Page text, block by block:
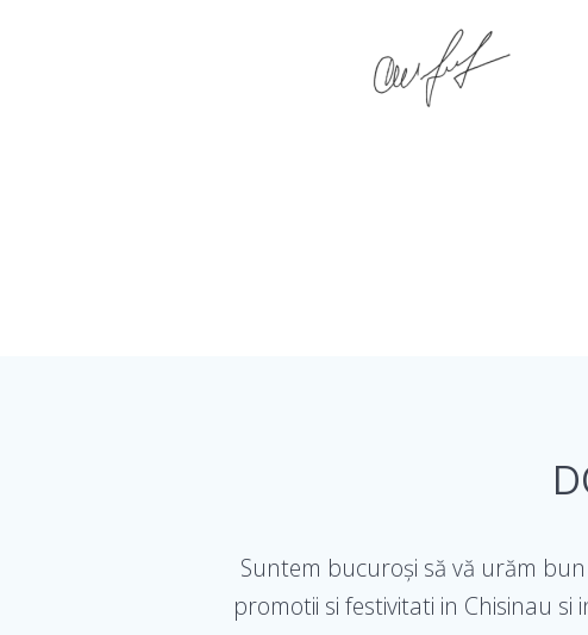
Suntem bucuroși să vă urăm
promotii si festivitati in Chisinau